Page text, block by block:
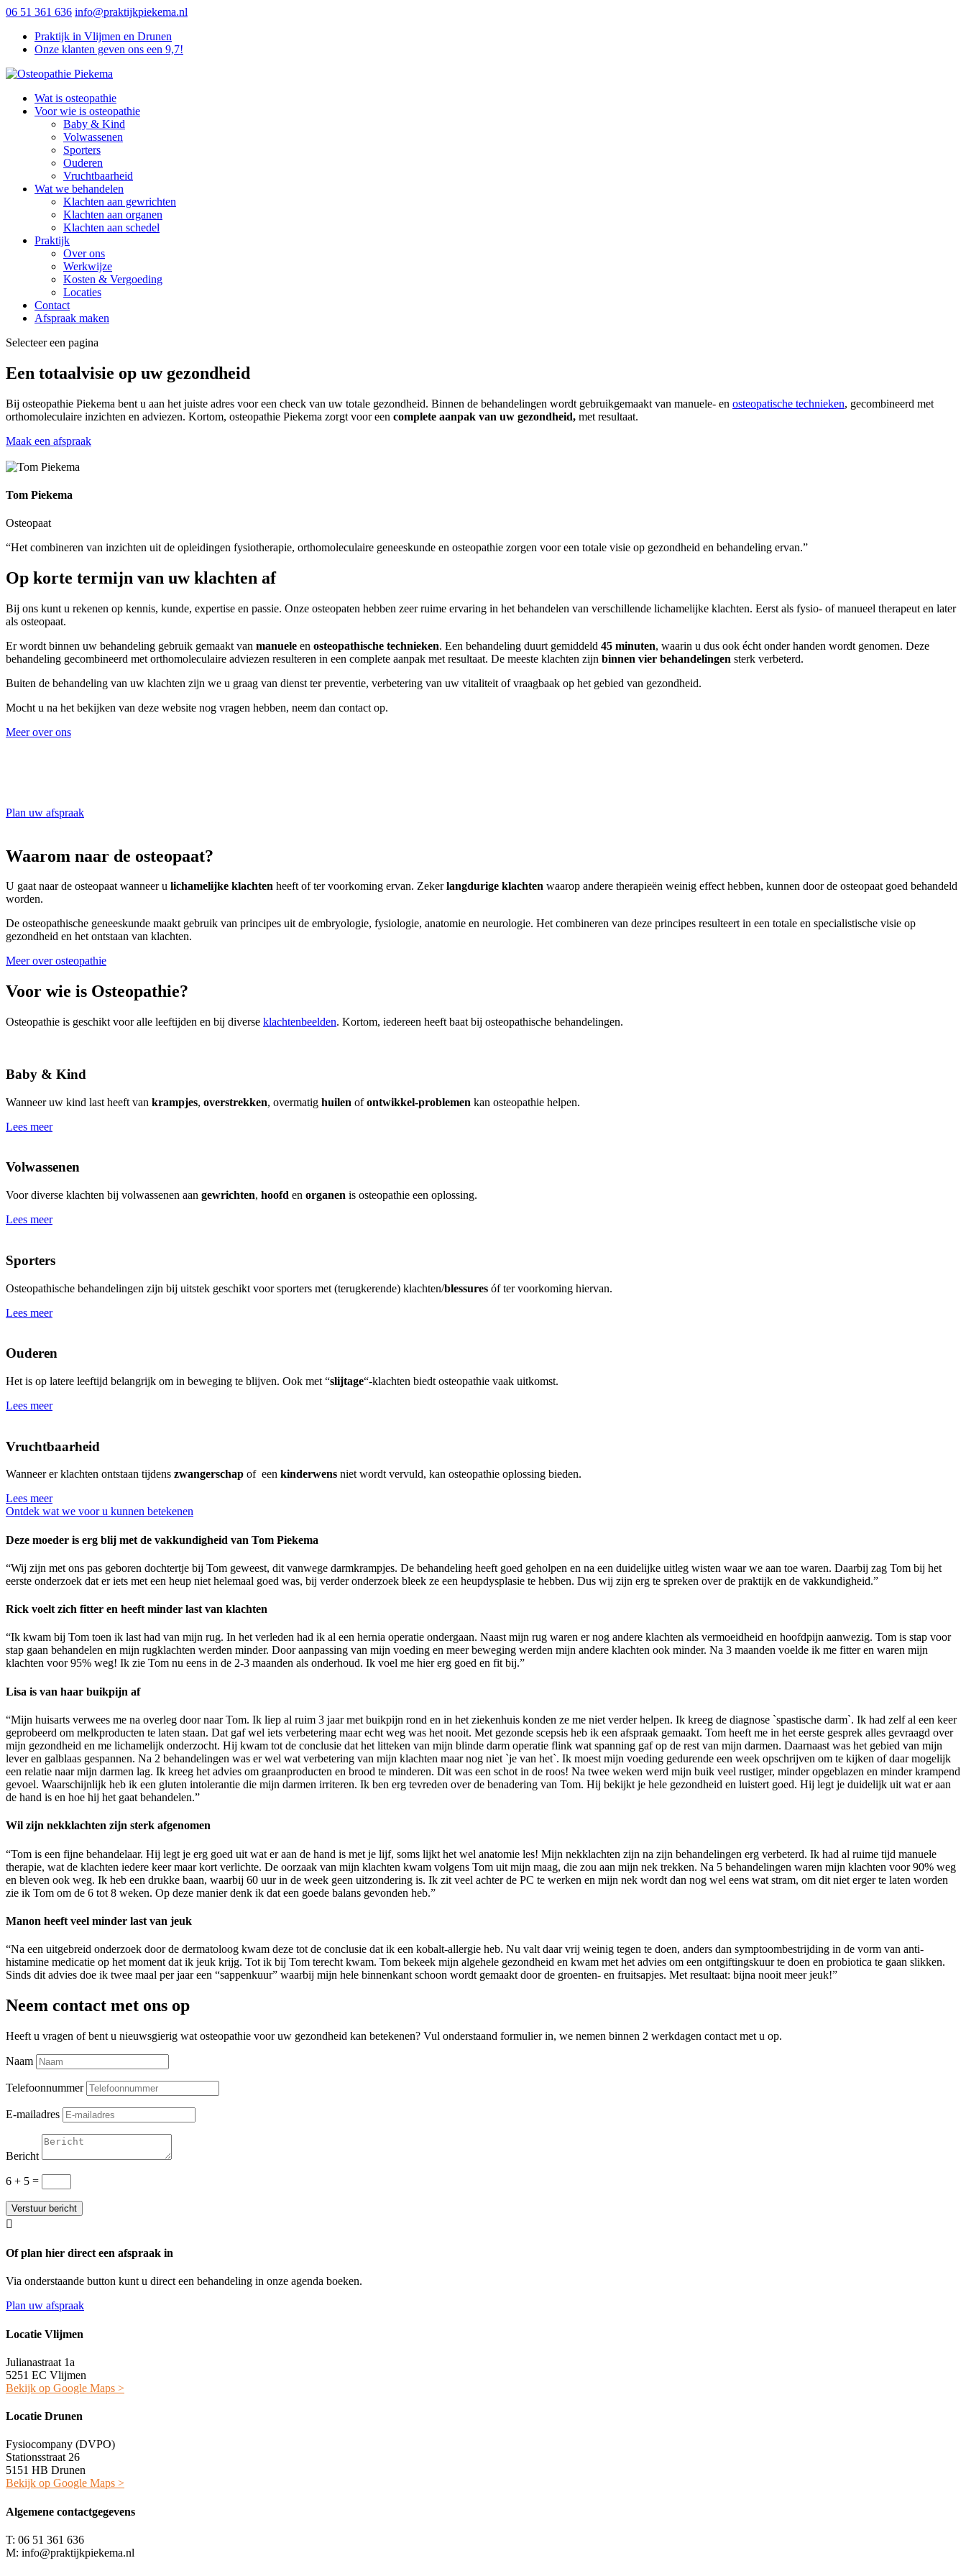
06 51 361 636 info@praktijkpiekema.nl
Praktijk in Vlijmen en Drunen
Onze klanten geven ons een 9,7!
Wat is osteopathie
Voor wie is osteopathie
Baby & Kind
Volwassenen
Sporters
Ouderen
Vruchtbaarheid
Wat we behandelen
Klachten aan gewrichten
Klachten aan organen
Klachten aan schedel
Praktijk
Over ons
Werkwijze
Kosten & Vergoeding
Locaties
Contact
Afspraak maken
Selecteer een pagina
Een totaalvisie op uw gezondheid
Bij osteopathie Piekema bent u aan het juiste adres voor een check van uw totale gezondheid. Binnen de behandelingen wordt gebruikgemaakt van manuele- en osteopatische technieken, gecombineerd met
orthomoleculaire inzichten en adviezen. Kortom, osteopathie Piekema zorgt voor een complete aanpak van uw gezondheid, met resultaat.
Maak een afspraak
Tom Piekema
Osteopaat
“Het combineren van inzichten uit de opleidingen fysiotherapie, orthomoleculaire geneeskunde en osteopathie zorgen voor een totale visie op gezondheid en behandeling ervan.”
Op korte termijn van uw klachten af
Bij ons kunt u rekenen op kennis, kunde, expertise en passie. Onze osteopaten hebben zeer ruime ervaring in het behandelen van verschillende lichamelijke klachten. Eerst als fysio- of manueel therapeut en later
als osteopaat.
Er wordt binnen uw behandeling gebruik gemaakt van manuele en osteopathische technieken. Een behandeling duurt gemiddeld 45 minuten, waarin u dus ook écht onder handen wordt genomen. Deze
behandeling gecombineerd met orthomoleculaire adviezen resulteren in een complete aanpak met resultaat. De meeste klachten zijn binnen vier behandelingen sterk verbeterd.
Buiten de behandeling van uw klachten zijn we u graag van dienst ter preventie, verbetering van uw vitaliteit of vraagbaak op het gebied van gezondheid.
Mocht u na het bekijken van deze website nog vragen hebben, neem dan contact op.
Meer over ons
Plan uw afspraak
Waarom naar de osteopaat?
U gaat naar de osteopaat wanneer u lichamelijke klachten heeft of ter voorkoming ervan. Zekerlangdurige klachten waarop andere therapieën weinig effect hebben, kunnen door de osteopaat goed behandeld
worden.
De osteopathische geneeskunde maakt gebruik van principes uit de embryologie, fysiologie, anatomie en neurologie. Het combineren van deze principes resulteert in een totale en specialistische visie op
gezondheid en het ontstaan van klachten.
Meer over osteopathie
Voor wie is Osteopathie?
Osteopathie is geschikt voor alle leeftijden en bij diverse klachtenbeelden. Kortom, iedereen heeft baat bij osteopathische behandelingen.
Baby & Kind
Wanneer uw kind last heeft van krampjes, overstrekken, overmatig huilen ofontwikkel-problemen kan osteopathie helpen.
Lees meer
Volwassenen
Voor diverse klachten bij volwassenen aan gewrichten, hoofd en organen is osteopathie een oplossing.
Lees meer
Sporters
Osteopathische behandelingen zijn bij uitstek geschikt voor sporters met (terugkerende) klachten/blessures óf ter voorkoming hiervan.
Lees meer
Ouderen
Het is op latere leeftijd belangrijk om in beweging te blijven. Ook met “slijtage“-klachten biedt osteopathie vaak uitkomst.
Lees meer
Vruchtbaarheid
Wanneer er klachten ontstaan tijdens zwangerschap of een kinderwens niet wordt vervuld, kan osteopathie oplossing bieden.
Lees meer
Ontdek wat we voor u kunnen betekenen
Deze moeder is erg blij met de vakkundigheid van Tom Piekema
“Wij zijn met ons pas geboren dochtertje bij Tom geweest, dit vanwege darmkrampjes. De behandeling heeft goed geholpen en na een duidelijke uitleg wisten waar we aan toe waren. Daarbij zag Tom bij het
eerste onderzoek dat er iets met een heup niet helemaal goed was, bij verder onderzoek bleek ze een heupdysplasie te hebben. Dus wij zijn erg te spreken over de praktijk en de vakkundigheid.”
Rick voelt zich fitter en heeft minder last van klachten
“Ik kwam bij Tom toen ik last had van mijn rug. In het verleden had ik al een hernia operatie ondergaan. Naast mijn rug waren er nog andere klachten als vermoeidheid en hoofdpijn aanwezig. Tom is stap voor
stap gaan behandelen en mijn rugklachten werden minder. Door aanpassing van mijn voeding en meer beweging werden mijn andere klachten ook minder. Na 3 maanden voelde ik me fitter en waren mijn
klachten voor 95% weg! Ik zie Tom nu eens in de 2-3 maanden als onderhoud. Ik voel me hier erg goed en fit bij.”
Lisa is van haar buikpijn af
“Mijn huisarts verwees me na overleg door naar Tom. Ik liep al ruim 3 jaar met buikpijn rond en in het ziekenhuis konden ze me niet verder helpen. Ik kreeg de diagnose `spastische darm`. Ik had zelf al een keer
geprobeerd om melkproducten te laten staan. Dat gaf wel iets verbetering maar echt weg was het nooit. Met gezonde scepsis heb ik een afspraak gemaakt. Tom heeft me in het eerste gesprek alles gevraagd over
mijn gezondheid en me lichamelijk onderzocht. Hij kwam tot de conclusie dat het litteken van mijn blinde darm operatie flink wat spanning gaf op de rest van mijn darmen. Daarnaast was het gebied van mijn
lever en galblaas gespannen. Na 2 behandelingen was er wel wat verbetering van mijn klachten maar nog niet `je van het`. Ik moest mijn voeding gedurende een week opschrijven om te kijken of daar mogelijk
een relatie naar mijn darmen lag. Ik kreeg het advies om graanproducten en brood te minderen. Dit was een schot in de roos! Na twee weken werd mijn buik veel rustiger, minder opgeblazen en minder krampend
gevoel. Waarschijnlijk heb ik een gluten intolerantie die mijn darmen irriteren. Ik ben erg tevreden over de benadering van Tom. Hij bekijkt je hele gezondheid en luistert goed. Hij legt je duidelijk uit wat er aan
de hand is en hoe hij het gaat behandelen.”
Wil zijn nekklachten zijn sterk afgenomen
“Tom is een fijne behandelaar. Hij legt je erg goed uit wat er aan de hand is met je lijf, soms lijkt het wel anatomie les! Mijn nekklachten zijn na zijn behandelingen erg verbeterd. Ik had al ruime tijd manuele
therapie, wat de klachten iedere keer maar kort verlichte. De oorzaak van mijn klachten kwam volgens Tom uit mijn maag, die zou aan mijn nek trekken. Na 5 behandelingen waren mijn klachten voor 90% weg
en bleven ook weg. Ik heb een drukke baan, waarbij 60 uur in de week geen uitzondering is. Ik zit veel achter de PC te werken en mijn nek wordt dan nog wel eens wat stram, om dit niet erger te laten worden
zie ik Tom om de 6 tot 8 weken. Op deze manier denk ik dat een goede balans gevonden heb.”
Manon heeft veel minder last van jeuk
“Na een uitgebreid onderzoek door de dermatoloog kwam deze tot de conclusie dat ik een kobalt-allergie heb. Nu valt daar vrij weinig tegen te doen, anders dan symptoombestrijding in de vorm van anti-
histamine medicatie op het moment dat ik jeuk krijg. Tot ik bij Tom terecht kwam. Tom bekeek mijn algehele gezondheid en kwam met het advies om een ontgiftingskuur te doen en probiotica te gaan slikken.
Sinds dit advies doe ik twee maal per jaar een “sappenkuur” waarbij mijn hele binnenkant schoon wordt gemaakt door de groenten- en fruitsapjes. Met resultaat: bijna nooit meer jeuk!”
Neem contact met ons op
Heeft u vragen of bent u nieuwsgierig wat osteopathie voor uw gezondheid kan betekenen? Vul onderstaand formulier in, we nemen binnen 2 werkdagen contact met u op.
Naam
Telefoonnummer
E-mailadres
Bericht
6 + 5 =
Verstuur bericht

Of plan hier direct een afspraak in
Via onderstaande button kunt u direct een behandeling in onze agenda boeken.
Plan uw afspraak
Locatie Vlijmen
Julianastraat 1a
5251 EC Vlijmen
Bekijk op Google Maps >
Locatie Drunen
Fysiocompany (DVPO)
Stationsstraat 26
5151 HB Drunen
Bekijk op Google Maps >
Algemene contactgegevens
T: 06 51 361 636
M: info@praktijkpiekema.nl